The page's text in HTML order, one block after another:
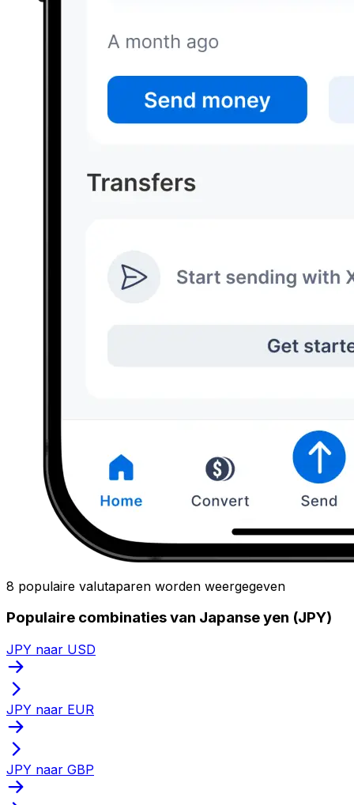
8 populaire valutaparen worden weergegeven
Populaire combinaties van Japanse yen (JPY)
JPY naar USD
JPY naar EUR
JPY naar GBP